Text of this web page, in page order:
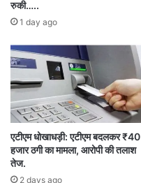
रुकी…..
1 day ago
एटीएम धोखाधड़ी: एटीएम बदलकर ₹40
हजार ठगी का मामला, आरोपी की तलाश
तेज.
2 days ago